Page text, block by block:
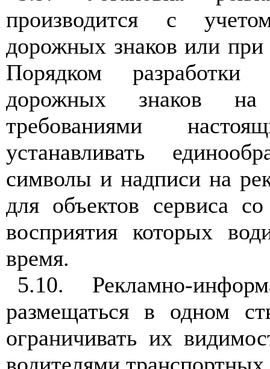
производится с
дорожных знаков или при
Порядком
дорожных знаков
требованиями
устанавливать
символы и надписи на
для объектов сервиса
восприятия которых
время.
5.10. Рекламно-
размещаться в одном
ограничивать их
водителями